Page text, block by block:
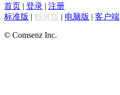
首页 | 登录 | 注册
标准版 | 触屏版 | 电脑版 | 客户端
© Comsenz Inc.